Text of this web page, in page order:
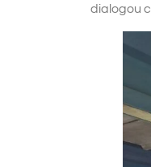
dialogou